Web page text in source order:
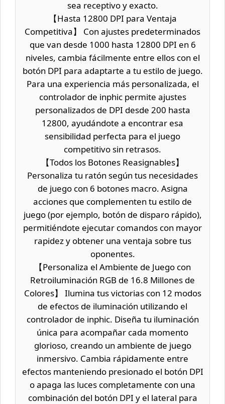
sea receptivo y exacto.
【Hasta 12800 DPI para Ventaja
Competitiva】 Con ajustes predeterminados
que van desde 1000 hasta 12800 DPI en 6
niveles, cambia fácilmente entre ellos con el
botón DPI para adaptarte a tu estilo de juego.
Para una experiencia más personalizada, el
controlador de inphic permite ajustes
personalizados de DPI desde 200 hasta
12800, ayudándote a encontrar esa
sensibilidad perfecta para el juego
competitivo sin retrasos.
【Todos los Botones Reasignables】
Personaliza tu ratón según tus necesidades
de juego con 6 botones macro. Asigna
acciones que complementen tu estilo de
juego (por ejemplo, botón de disparo rápido),
permitiéndote ejecutar comandos con mayor
rapidez y obtener una ventaja sobre tus
oponentes.
【Personaliza el Ambiente de Juego con
Retroiluminación RGB de 16.8 Millones de
Colores】 Ilumina tus victorias con 12 modos
de efectos de iluminación utilizando el
controlador de inphic. Diseña tu iluminación
única para acompañar cada momento
glorioso, creando un ambiente de juego
inmersivo. Cambia rápidamente entre
efectos manteniendo presionado el botón DPI
o apaga las luces completamente con una
combinación del botón DPI y el lateral para